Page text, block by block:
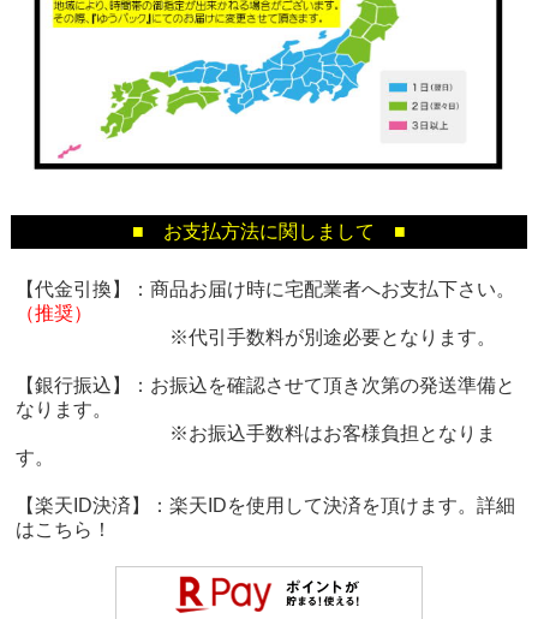
■ お支払方法に関しまして ■
【代金引換】：商品お届け時に宅配業者へお支払下さい。
（推奨）
※代引手数料が別途必要となります。
【銀行振込】：お振込を確認させて頂き次第の発送準備と
なります。
※お振込手数料はお客様負担となりま
す。
【楽天ID決済】：楽天IDを使用して決済を頂けます。詳細
はこちら！